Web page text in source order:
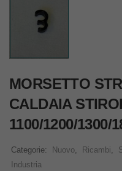
MORSETTO
CALDAIA
1100/1200/1300/
Categorie: Nuovo Ricambi
Industria